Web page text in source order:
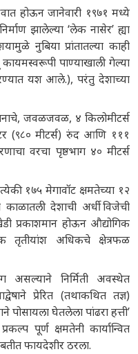
होऊन जानेवारी १९७१ मध्ये
झालेल्या ‘लेक नासेर’ ह्या
नुबिया प्रांतातल्या काही
पाण्याखाली गेल्या
यश आले.), परंतु देशाच्या
जवळजवळ, ४ किलोमीटर्स
(९८० मीटर्स) रुंद आणि १११
वरचा पृष्ठभाग ४० मीटर्स
१७५ मेगावॉट क्षमतेच्या १२
काळातली देशाची अर्धी विजेची
प्रकाशमान होऊन औद्योगिक
तृतीयांश अधिकचे क्षेत्रफळ
असल्याने निर्मिती अवस्थेत
प्रेरित (तथाकथित तज्ञ)
पोसायला घेतलेला पांढरा हत्ती’
पूर्ण क्षमतेनी कार्यान्वित
फायदेशीर ठरला.